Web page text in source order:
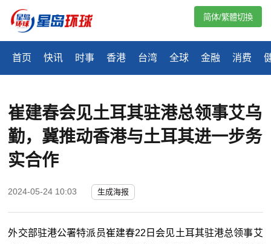
首页 快讯 时事 香港 台湾 全球 金融 消费
简体/繁體切換
崔建春会见土耳其驻港总领事艾乌
勤，冀推动香港与土耳其进一步务
实合作
2024-05-24 10:03 生成海报
外交部驻港公署特派员崔建春22日会见土耳其驻港总领事艾